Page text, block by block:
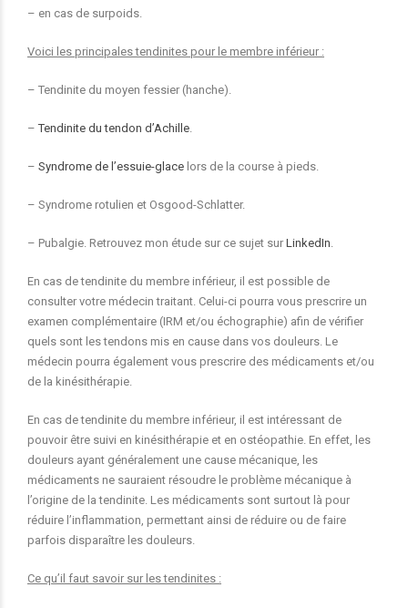
– en cas de surpoids.
Voici les principales tendinites pour le membre inférieur :
– Tendinite du moyen fessier (hanche).
–Tendinite du tendon d’Achille
– Syndrome de l’essuie-glace lors de la course à pieds.
– Syndrome rotulien et Osgood-Schlatter.
– Pubalgie. Retrouvez mon étude sur ce sujet sur LinkedIn
En cas de tendinite du membre inférieur, il est possible de
consulter votre médecin traitant. Celui-ci pourra vous prescrire un
examen complémentaire (IRM et/ou échographie) afin de vérifier
quels sont les tendons mis en cause dans vos douleurs. Le
médecin pourra également vous prescrire des médicaments et/ou
de la kinésithérapie.
En cas de tendinite du membre inférieur, il est intéressant de
pouvoir être suivi en kinésithérapie et en ostéopathie. En effet, les
douleurs ayant généralement une cause mécanique, les
médicaments ne sauraient résoudre le problème mécanique à
l’origine de la tendinite. Les médicaments sont surtout là pour
réduire l’inflammation, permettant ainsi de réduire ou de faire
parfois disparaître les douleurs.
Ce qu’il faut savoir sur les tendinites :